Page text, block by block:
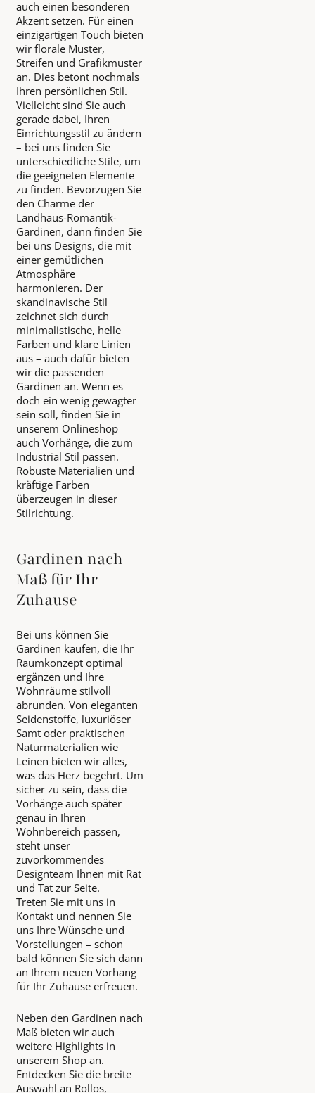
auch einen besonderen
Akzent setzen. Für einen
einzigartigen Touch bieten
wir florale Muster,
Streifen und Grafikmuster
an. Dies betont nochmals
Ihren persönlichen Stil.
Vielleicht sind Sie auch
gerade dabei, Ihren
Einrichtungsstil zu ändern
– bei uns finden Sie
unterschiedliche Stile, um
die geeigneten Elemente
zu finden. Bevorzugen Sie
den Charme der
Landhaus-Romantik-
Gardinen, dann finden Sie
bei uns Designs, die mit
einer gemütlichen
Atmosphäre
harmonieren. Der
skandinavische Stil
zeichnet sich durch
minimalistische, helle
Farben und klare Linien
aus – auch dafür bieten
wir die passenden
Gardinen an. Wenn es
doch ein wenig gewagter
sein soll, finden Sie in
unserem Onlineshop
auch Vorhänge, die zum
Industrial Stil passen.
Robuste Materialien und
kräftige Farben
überzeugen in dieser
Stilrichtung.
Gardinen nach
Maß für Ihr
Zuhause
Bei uns können Sie
Gardinen kaufen, die Ihr
Raumkonzept optimal
ergänzen und Ihre
Wohnräume stilvoll
abrunden. Von eleganten
Seidenstoffe, luxuriöser
Samt oder praktischen
Naturmaterialien wie
Leinen bieten wir alles,
was das Herz begehrt. Um
sicher zu sein, dass die
Vorhänge auch später
genau in Ihren
Wohnbereich passen,
steht unser
zuvorkommendes
Designteam Ihnen mit Rat
und Tat zur Seite.
Treten Sie mit uns in
Kontakt und nennen Sie
uns Ihre Wünsche und
Vorstellungen – schon
bald können Sie sich dann
an Ihrem neuen Vorhang
für Ihr Zuhause erfreuen.
Neben den Gardinen nach
Maß bieten wir auch
weitere Highlights in
unserem Shop an.
Entdecken Sie die breite
Auswahl an Rollos,